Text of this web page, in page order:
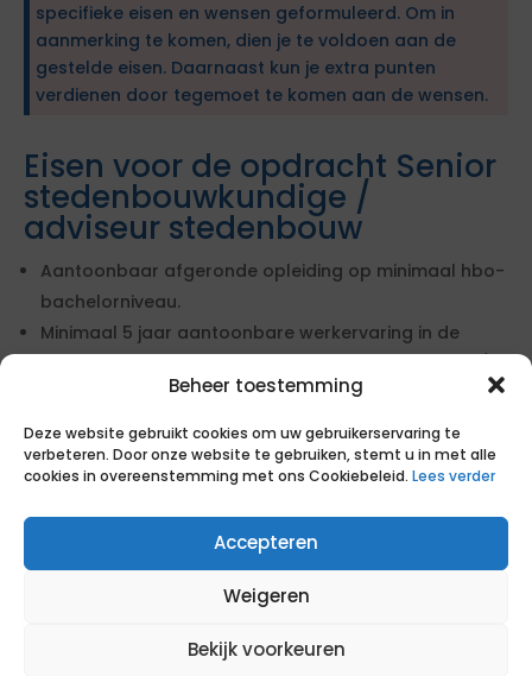
Beheer toestemming
Deze website gebruikt cookies om uw gebruikerservaring te
verbeteren. Door onze website te gebruiken, stemt u in met alle
cookies in overeenstemming met ons Cookiebeleid. Lees verder
Accepteren
Weigeren
Bekijk voorkeuren
specifieke eisen en wensen geformuleerd. Om in
aanmerking te komen, dien je te voldoen aan de
gestelde eisen. Daarnaast kun je extra punten
verdienen door tegemoet te komen aan de wensen.
Eisen voor de opdracht Senior
stedenbouwkundige /
adviseur stedenbouw
Aantoonbaar afgeronde opleiding op minimaal hbo-
bachelorniveau.
Minimaal 5 jaar aantoonbare werkervaring in de
stedenbouwkundige binnen een gemeentelijke
instelling.
Wensen voor de opdracht
Senior stedenbouwkundige /
adviseur stedenbouw
Minimaal 5 jaar aantoonbare werkervaring als
Aantoonbare werkervaring met